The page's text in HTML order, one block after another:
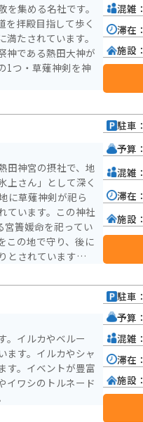
集める名社です。
拝殿目指して歩く
たされています。
神である熱田大神が
1つ・草薙神剣を神
混雑：
滞在：
施設：
田神宮の摂社で、地
上さん」として深く
ています。この神社
宮簀媛命を祀ってい
この地で守り、後に
とされています。
1382年の火災を受
す。
駐車：
予算：
混雑：
滞在：
施設：
。イルカやベルー
ます。イルカやシャ
す。イベントが豊富
イワシのトルネード
駐車：
予算：
混雑：
滞在：
施設：